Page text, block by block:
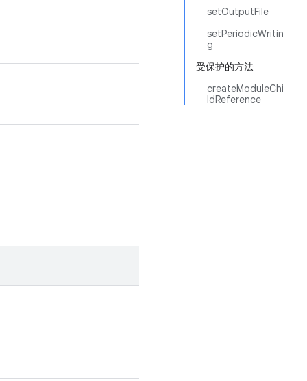
setOutputFile
setPeriodicWritin
g
受保护的方法
createModuleChi
ldReference